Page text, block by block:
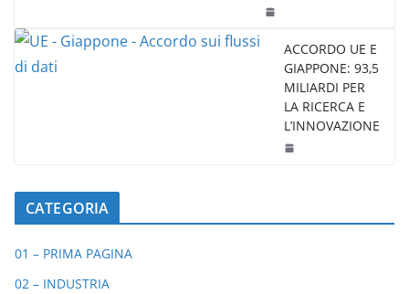
ACCORDO UE E
GIAPPONE: 93,5
MILIARDI PER
LA RICERCA E
L’INNOVAZIONE
CATEGORIA
01 – PRIMA PAGINA
02 – INDUSTRIA